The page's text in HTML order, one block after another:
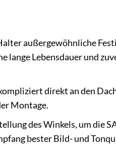
außergewöhnliche
Lebensdauer und
direkt an den
Montage.
des Winkels, um die
bester Bild- und